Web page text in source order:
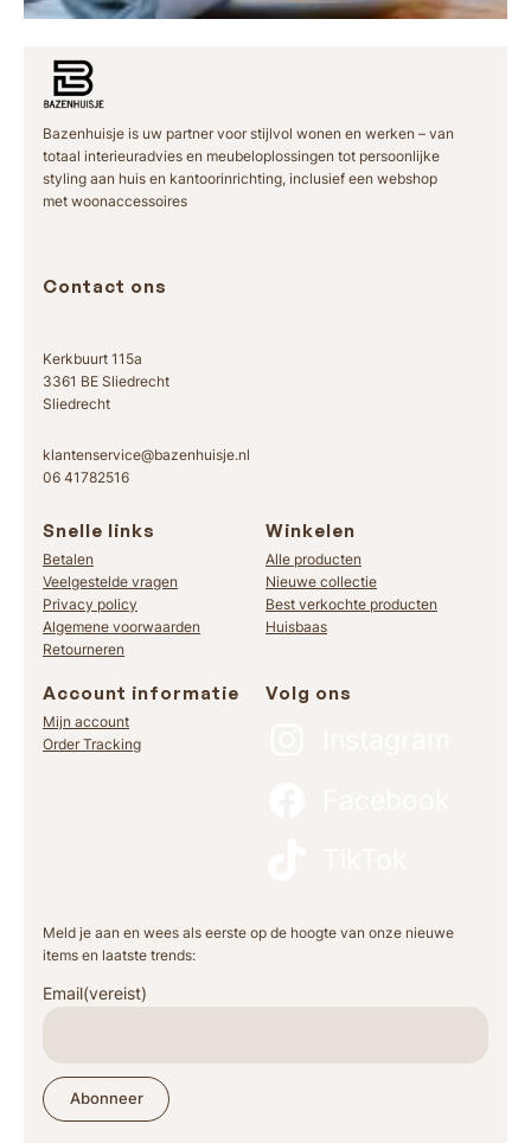
Bazenhuisje is uw partner voor stijlvol wonen en werken – van
totaal interieuradvies en meubeloplossingen tot persoonlijke
styling aan huis en kantoorinrichting, inclusief een webshop
met woonaccessoires
Contact ons
Kerkbuurt 115a
3361 BE Sliedrecht
Sliedrecht
klantenservice@bazenhuisje.nl
06 41782516
Snelle links
Betalen
Veelgestelde vragen
Privacy policy
Algemene voorwaarden
Retourneren
Winkelen
Alle producten
Nieuwe collectie
Best verkochte producten
Huisbaas
Account informatie
Mijn account
Order Tracking
Volg ons
Meld je aan en wees als eerste op de hoogte van onze nieuwe
items en laatste trends:
Email(vereist)
Abonneer